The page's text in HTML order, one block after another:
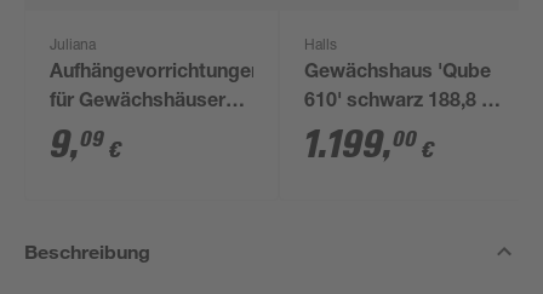
Juliana
Aufhängevorrichtungen
für Gewächshäuser
schwarz 20 Stück
9,09 €
Halls
Gewächshaus 'Qube
610' schwarz 188,8 x
312,6 cm mit 3 mm
Sicherheitsglas
1.199,00 €
Beschreibung